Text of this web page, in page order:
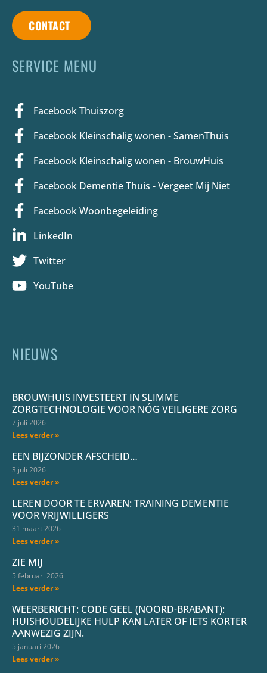
CONTACT
SERVICE MENU
Facebook Thuiszorg
Facebook Kleinschalig wonen - SamenThuis
Facebook Kleinschalig wonen - BrouwHuis
Facebook Dementie Thuis - Vergeet Mij Niet
Facebook Woonbegeleiding
LinkedIn
Twitter
YouTube
NIEUWS
BROUWHUIS INVESTEERT IN SLIMME
ZORGTECHNOLOGIE VOOR NÓG VEILIGERE ZORG
7 juli 2026
Lees verder »
EEN BIJZONDER AFSCHEID…
3 juli 2026
Lees verder »
LEREN DOOR TE ERVAREN: TRAINING DEMENTIE
VOOR VRIJWILLIGERS
31 maart 2026
Lees verder »
ZIE MIJ
5 februari 2026
Lees verder »
WEERBERICHT: CODE GEEL (NOORD-BRABANT):
HUISHOUDELIJKE HULP KAN LATER OF IETS KORTER
AANWEZIG ZIJN.
5 januari 2026
Lees verder »